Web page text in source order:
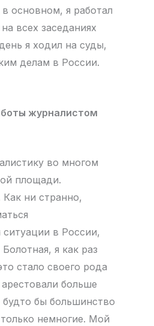
основном, я работал
всех заседаниях
я ходил на суды,
делам в России.
журналистом
во многом
площади.
ни странно,
ситуации в России,
я как раз
стало своего рода
больше
бы большинство
немногие. Мой